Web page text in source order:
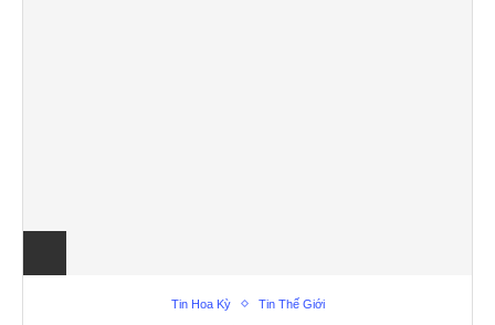
Tin Hoa Kỳ Tin Thế Giới